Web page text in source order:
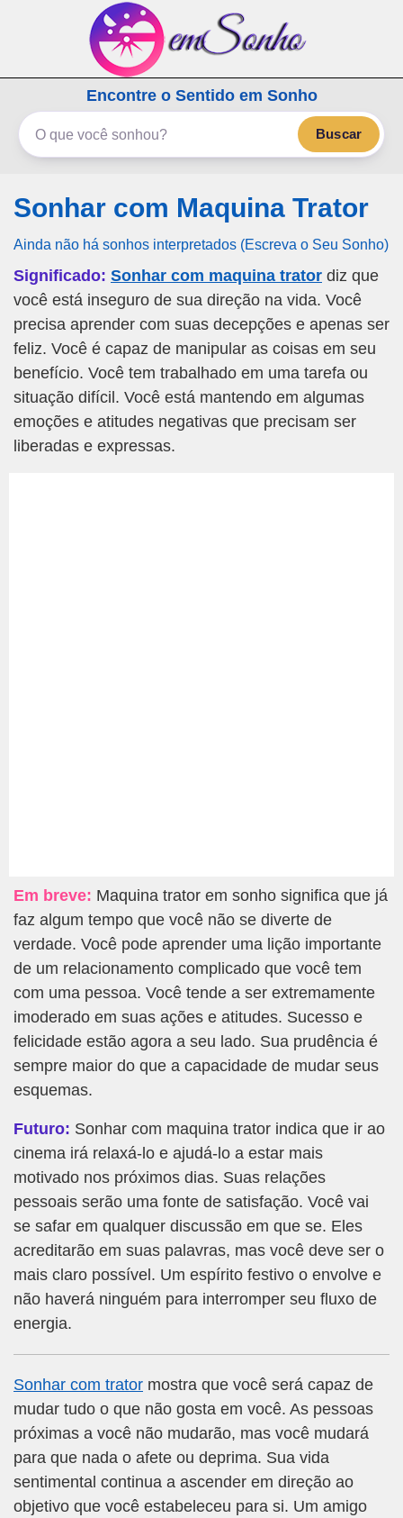
emSonho.com
Os sonhos significam mais
Encontre o Sentido em Sonho
Buscar
Sonhar com Maquina Trator
Ainda não há sonhos interpretados (Escreva o Seu Sonho)
Significado: Sonhar com maquina trator diz que
você está inseguro de sua direção na vida. Você
precisa aprender com suas decepções e apenas ser
feliz. Você é capaz de manipular as coisas em seu
benefício. Você tem trabalhado em uma tarefa ou
situação difícil. Você está mantendo em algumas
emoções e atitudes negativas que precisam ser
liberadas e expressas.
Em breve: Maquina trator em sonho significa que já
faz algum tempo que você não se diverte de
verdade. Você pode aprender uma lição importante
de um relacionamento complicado que você tem
com uma pessoa. Você tende a ser extremamente
imoderado em suas ações e atitudes. Sucesso e
felicidade estão agora a seu lado. Sua prudência é
sempre maior do que a capacidade de mudar seus
esquemas.
Futuro: Sonhar com maquina trator indica que ir ao
cinema irá relaxá-lo e ajudá-lo a estar mais
motivado nos próximos dias. Suas relações
pessoais serão uma fonte de satisfação. Você vai
se safar em qualquer discussão em que se. Eles
acreditarão em suas palavras, mas você deve ser o
mais claro possível. Um espírito festivo o envolve e
não haverá ninguém para interromper seu fluxo de
energia.
Sonhar com trator mostra que você será capaz de
mudar tudo o que não gosta em você. As pessoas
próximas a você não mudarão, mas você mudará
para que nada o afete ou deprima. Sua vida
sentimental continua a ascender em direção ao
objetivo que você estabeleceu para si. Um amigo